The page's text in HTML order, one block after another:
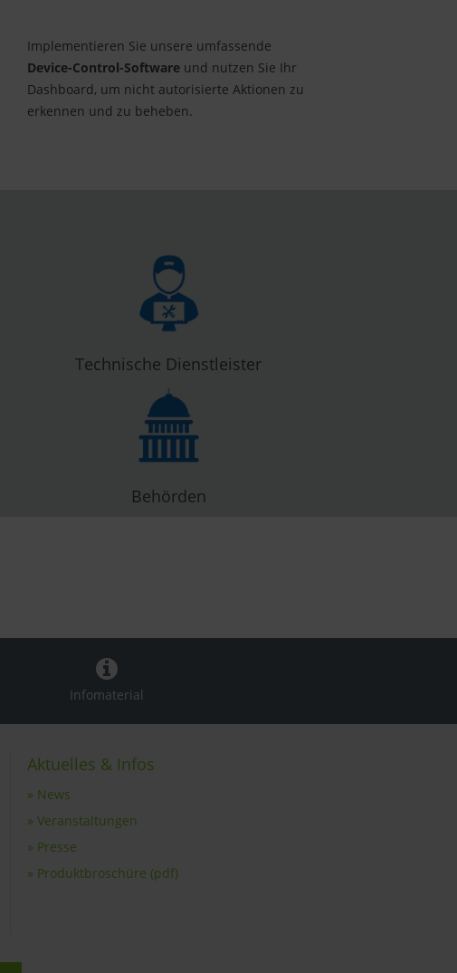
Implementieren Sie unsere umfassende
Device-Control-Software und nutzen Sie Ihr
Dashboard, um nicht autorisierte Aktionen zu
erkennen und zu beheben.
Technische Dienstleister
Behörden
Infomaterial
Aktuelles & Infos
» News
» Veranstaltungen
» Presse
» Produktbroschüre (pdf)